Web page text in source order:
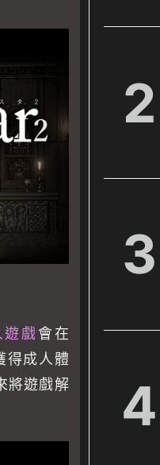
遊戲會在
得成人體
將遊戲解
2
3
4